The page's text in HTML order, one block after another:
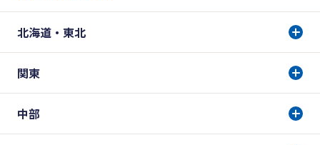
北海道・東北
関東
中部